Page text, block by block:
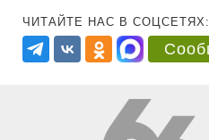
ЧИТАЙТЕ НАС В СОЦСЕТЯХ: